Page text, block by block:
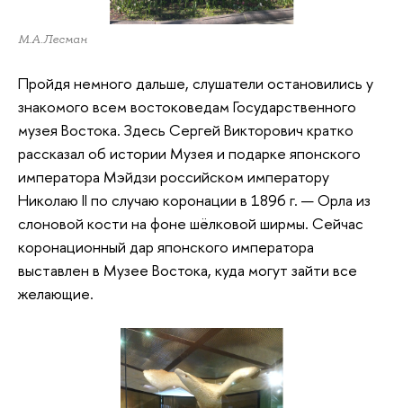
М.А.Лесман
Пройдя немного дальше, слушатели остановились у
знакомого всем востоковедам Государственного
музея Востока. Здесь Сергей Викторович кратко
рассказал об истории Музея и подарке японского
императора Мэйдзи российском императору
Николаю II по случаю коронации в 1896 г. — Орла из
слоновой кости на фоне шёлковой ширмы. Сейчас
коронационный дар японского императора
выставлен в Музее Востока, куда могут зайти все
желающие.